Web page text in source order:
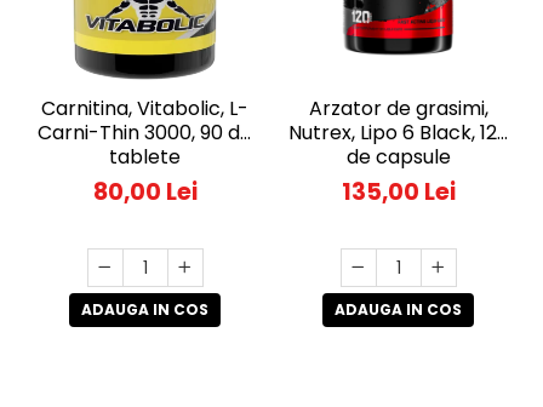
Carnitina, Vitabolic, L-
Carni-Thin 3000, 90 de
tablete
80,00 Lei
ADAUGA IN COS
Arzator de grasimi,
Nutrex, Lipo 6 Black, 120
de capsule
135,00 Lei
ADAUGA IN COS